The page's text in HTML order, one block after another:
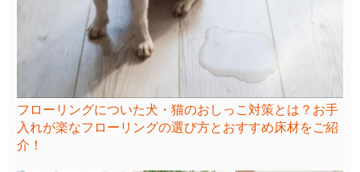
フローリングについた犬・猫のおしっこ対策とは？お手
入れが楽なフローリングの選び方とおすすめ床材をご紹
介！